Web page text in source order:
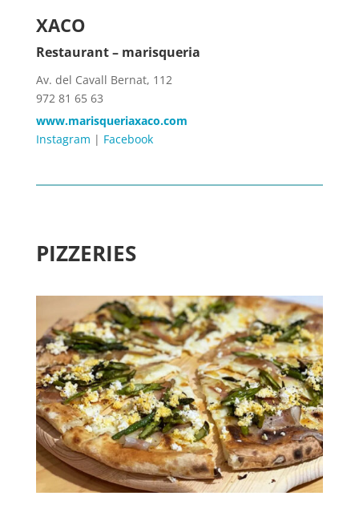
XACO
Restaurant – marisqueria
Av. del Cavall Bernat, 112
972 81 65 63
www.marisqueriaxaco.com
Instagram | Facebook
PIZZERIES